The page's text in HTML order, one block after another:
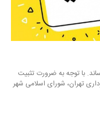
با توجه به ضرورت تثبیت
تهران، شورای اسلامی شهر